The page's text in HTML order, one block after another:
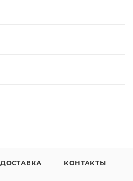
ДОСТАВКА КОНТАКТЫ